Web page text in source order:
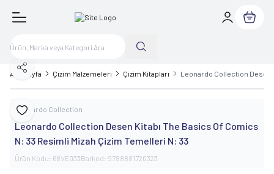
Sepetim
Ana Sayfa Çizim Malzemeleri Çizim Kitapları Leonardo Collection Desen
Favoriye Ekle
Paylaş
Leonardo Collection
Leonardo Collection Desen Kitabı The Basics Of Comics
N: 33 Resimli Mizah Çizim Temelleri N: 33
Ürün Kodu: 68VE033Barkod: 9788881720323